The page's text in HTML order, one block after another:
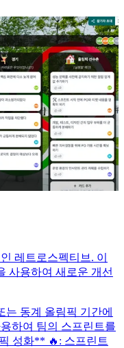
레트로스펙티브. 이
사용하여 새로운 개선
동계 올림픽 기간에
하여 팀의 스프린트를
성화** 🔥: 스프린트